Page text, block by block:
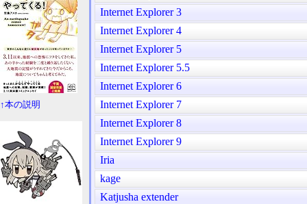
Internet Explorer 3
Internet Explorer 4
Internet Explorer 5
Internet Explorer 5.5
Internet Explorer 6
Internet Explorer 7
Internet Explorer 8
Internet Explorer 9
Iria
kage
Katjusha extender
↑本の説明